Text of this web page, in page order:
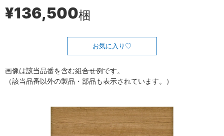
¥136,500梱
お気に入り
画像は該当品番を含む組合せ例です。
（該当品番以外の製品・部品も表示されています。）